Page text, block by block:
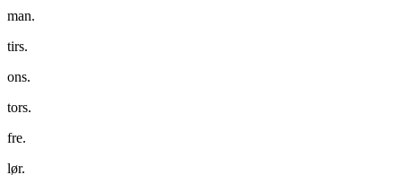
man.
tirs.
ons.
tors.
fre.
lør.